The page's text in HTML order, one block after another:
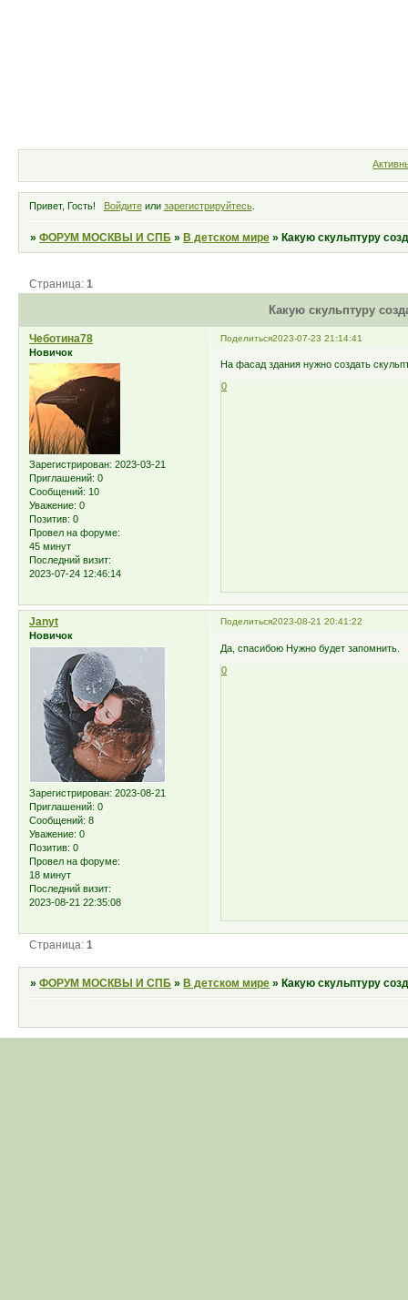
Привет, Гость! Войдитеили зарегистрируйтесь.
»ФОРУМ МОСКВЫ И СПБ »В детском мире »Какую скульптуру
Какую скульптуру
Страница:1
Поделиться2023-07-23 21:14:41
Чеботина78
Новичок
Зарегистрирован: 2023-03-21
Приглашений: 0
Сообщений: 10
Уважение: 0
Позитив: 0
Провел на форуме:
45 минут
Последний визит:
2023-07-24 12:46:14
На фасад здания нужно создать
0
Поделиться2023-08-21 20:41:22
Janyt
Новичок
Зарегистрирован: 2023-08-21
Приглашений: 0
Сообщений: 8
Уважение: 0
Позитив: 0
Провел на форуме:
18 минут
Последний визит:
2023-08-21 22:35:08
Да, спасибою Нужно будет запомнить.
0
Страница:1
»ФОРУМ МОСКВЫ И СПБ » В детском мире » Какую скульптуру